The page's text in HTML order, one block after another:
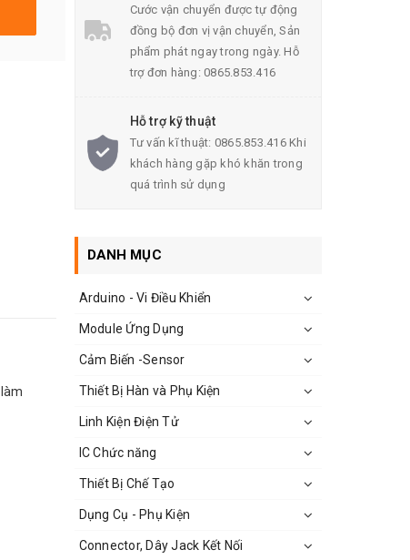
Cước vận chuyển được tự động
đồng bộ đơn vị vận chuyển, Sản
phẩm phát ngay trong ngày. Hỗ
trợ đơn hàng: 0865.853.416
Hỗ trợ kỹ thuật
Tư vấn kĩ thuật: 0865.853.416 Khi
khách hàng gặp khó khăn trong
quá trình sử dụng
DANH MỤC
Arduino - Vi Điều Khiển
Module Ứng Dụng
Cảm Biến -Sensor
Thiết Bị Hàn và Phụ Kiện
Linh Kiện Điện Tử
IC Chức năng
Thiết Bị Chế Tạo
Dụng Cụ - Phụ Kiện
Connector, Dây Jack Kết Nối